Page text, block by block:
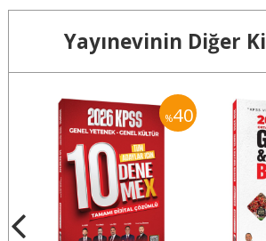
Yayınevinin Diğer
%40